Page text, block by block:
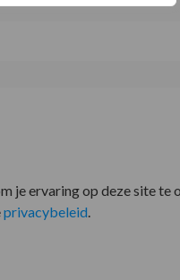
je ervaring op deze site
privacybeleid